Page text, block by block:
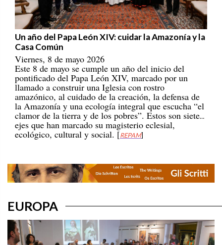
Un año del Papa León XIV: cuidar la Amazonía y la
Casa Común
Viernes, 8 de mayo 2026
Este 8 de mayo se cumple un año del inicio del
pontificado del Papa León XIV, marcado por un
llamado a construir una Iglesia con rostro
amazónico, al cuidado de la creación, la defensa de
la Amazonía y una ecología integral que escucha “el
clamor de la tierra y de los pobres”. Estos son siete
ejes que han marcado su magisterio eclesial,
ecológico, cultural y social. [REPAM]